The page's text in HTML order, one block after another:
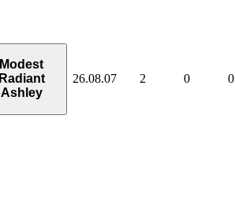
Modest
Radiant
Ashley
26.08.07 2 0 0